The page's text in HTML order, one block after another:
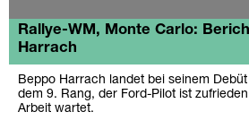
Rallye-WM, Monte Carlo:
Harrach
Beppo Harrach landet bei seinem
dem 9. Rang, der Ford-Pilot ist
Arbeit wartet.